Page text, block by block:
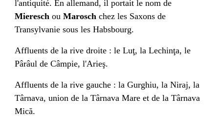
l'antiquité. En allemand, il portait le nom de
Mieresch ou Marosch chez les Saxons de
Transylvanie sous les Habsbourg.
Affluents de la rive droite : le Luţ, la Lechinţa, le
Pârâul de Câmpie, l'Arieş.
Affluents de la rive gauche : la Gurghiu, la Niraj, la
Târnava, union de la Târnava Mare et de la Târnava
Mică.